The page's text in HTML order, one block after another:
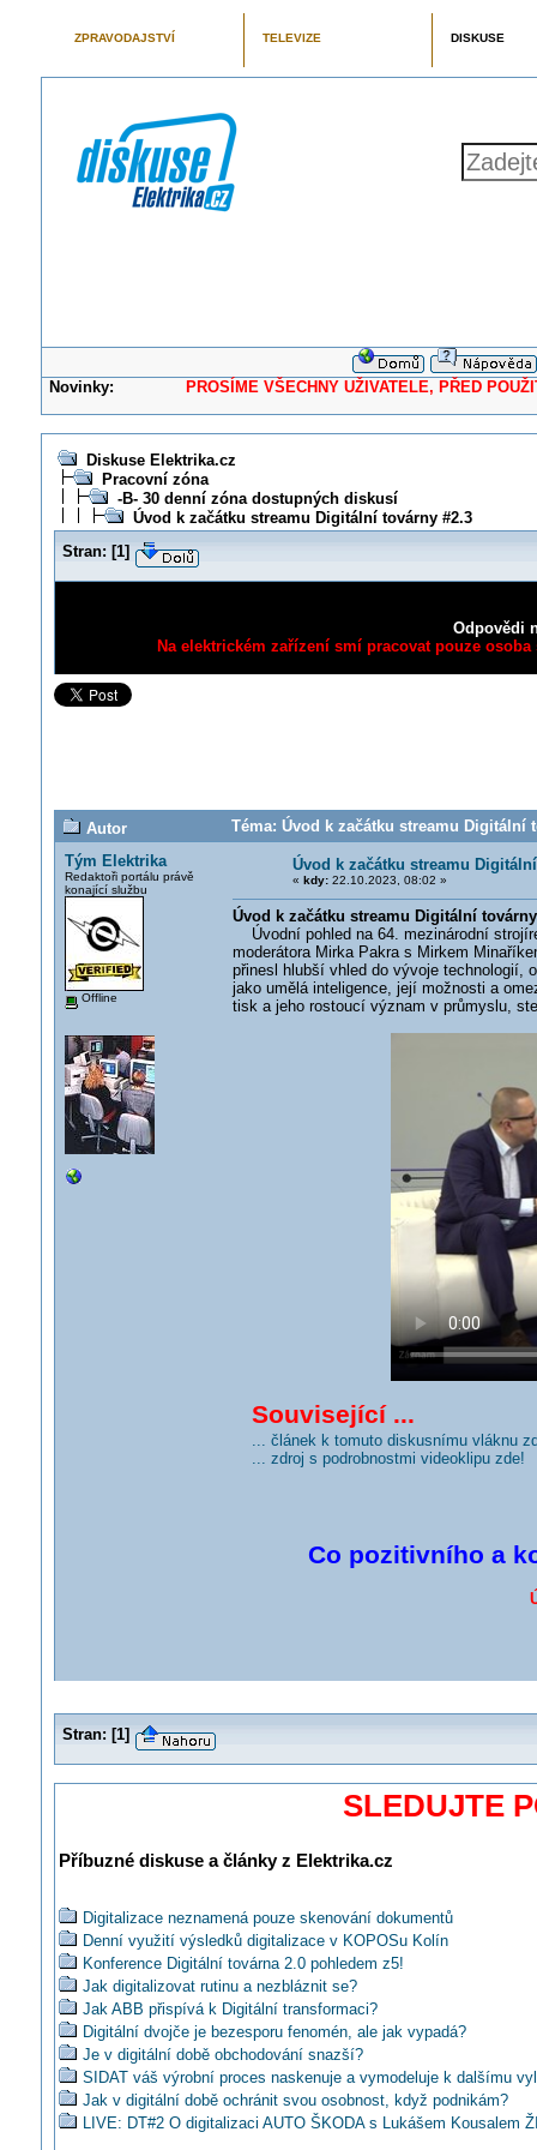
ZPRAVODAJSTVÍ TELEVIZE DISKUSE
Novinky: PROSÍME VŠECHNY UŽIVATELE, PŘED
Diskuse Elektrika.cz
Pracovní zóna
-B- 30 denní zóna dostupných diskusí
Úvod k začátku streamu Digitální továrny #2.3
Stran: [1]
Odpovědi
Na elektrickém zařízení smí pracovat pouze
Autor
Téma: Úvod k začátku streamu Digitální
Tým Elektrika
Redaktoři portálu právě
konající službu
Offline
Úvod k začátku streamu
« kdy:22.10.2023, 08:02 »
Úvod k začátku streamu Digitální
Úvodní pohled na 64. mezinárodní
moderátora Mirka Pakra s Mirkem
přinesl hlubší vhled do vývoje technologií,
jako umělá inteligence, její možnosti a
tisk a jeho rostoucí význam v průmyslu,
Související ...
... článek k tomuto diskusnímu vláknu
... zdroj s podrobnostmi videoklipu zde!
Co pozitivního a
Stran: [1]
SLEDUJTE
Příbuzné diskuse a články z Elektrika.cz
Digitalizace neznamená pouze skenování dokumentů
Denní využití výsledků digitalizace v KOPOSu Kolín
Konference Digitální továrna 2.0 pohledem z5!
Jak digitalizovat rutinu a nezbláznit se?
Jak ABB přispívá k Digitální transformaci?
Digitální dvojče je bezesporu fenomén, ale jak vypadá?
Je v digitální době obchodování snazší?
SIDAT váš výrobní proces naskenuje a vymodeluje k dalšímu
Jak v digitální době ochránit svou osobnost, když podnikám?
LIVE: DT#2 O digitalizaci AUTO ŠKODA s Lukášem Kousalem